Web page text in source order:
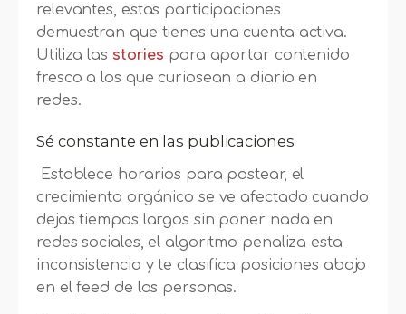
relevantes, estas participaciones
demuestran que tienes una cuenta activa.
Utiliza las stories para aportar contenido
fresco a los que curiosean a diario en
redes.
Sé constante en las publicaciones
Establece horarios para postear, el
crecimiento orgánico se ve afectado cuando
dejas tiempos largos sin poner nada en
redes sociales, el algoritmo penaliza esta
inconsistencia y te clasifica posiciones abajo
en el feed de las personas.